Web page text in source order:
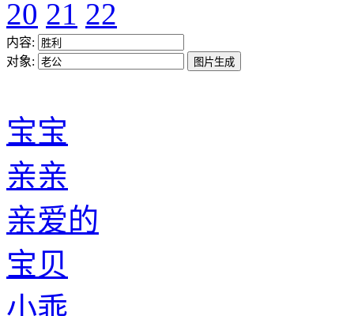
20 21 22
内容:
对象:
宝宝
亲亲
亲爱的
宝贝
小乖